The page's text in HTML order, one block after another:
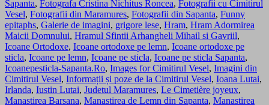
Sapanta, Fotografa Cristina Nichitus Roncea, Fotografii cu Cimitirul
Vesel, Fotografii din Maramures, Fotografii din Sapanta, Funny
epitaphs, Galerie de imagini, grigore lese, Hram, Hram Adormirea
Maicii Domnului, Hramul Sfintii Arhangheli Mihail si Gavriil,
Icoane Ortodoxe, Icoane ortodoxe pe lemn, Icoane ortodoxe pe
sticla, Icoane pe lemn, Icoane pe sticla, Icoane pe sticla Sapanta,
Icoanepesticla-Sapanta.Ro, Images for Cimitirul Vesel, Imagini din
Cimitirul Vesel, Informații și poze de la Cimitirul Vesel, Ioana Lutai,
Irlanda, Iustin Lutai, Judetul Maramures, Le Cimetière joyeux,
Manastirea Barsana, Manastirea de Lemn din Sapanta, Manastirea